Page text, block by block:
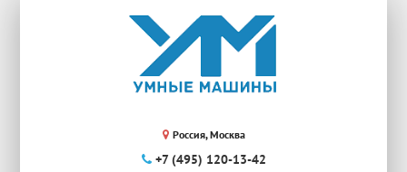
Россия, Москва
+7 (495) 120-13-42